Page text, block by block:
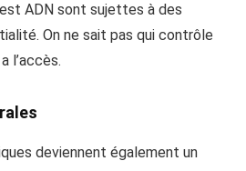
ADN sont sujettes à des
On ne sait pas qui contrôle
l’accès.
deviennent également un